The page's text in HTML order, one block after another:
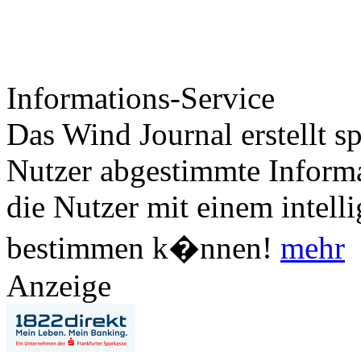
Informations-Service
Das Wind Journal erstellt
Nutzer abgestimmte
die Nutzer mit einem
bestimmen k�nnen! mehr
Anzeige